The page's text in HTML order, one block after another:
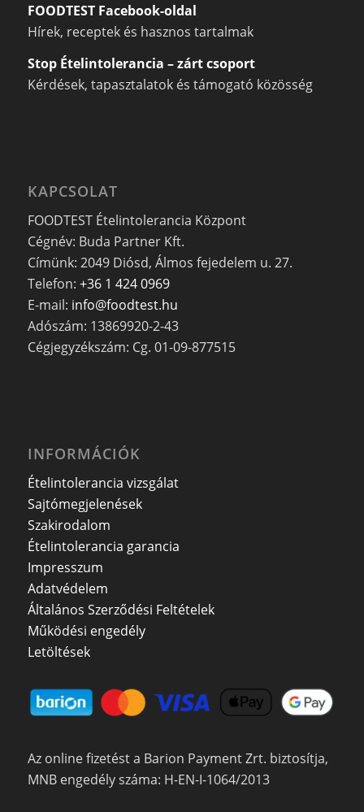
FOODTEST Facebook-oldal
Hírek, receptek és hasznos tartalmak
Stop Ételintolerancia – zárt csoport
Kérdések, tapasztalatok és támogató közösség
KAPCSOLAT
FOODTEST Ételintolerancia Központ
Cégnév: Buda Partner Kft.
Címünk: 2049 Diósd, Álmos fejedelem u. 27.
Telefon: +36 1 424 0969
E-mail: info@foodtest.hu
Adószám: 13869920-2-43
Cégjegyzékszám: Cg. 01-09-877515
INFORMÁCIÓK
Ételintolerancia vizsgálat
Sajtómegjelenések
Szakirodalom
Ételintolerancia garancia
Impresszum
Adatvédelem
Általános Szerződési Feltételek
Működési engedély
Letöltések
Az online fizetést a Barion Payment Zrt. biztosítja,
MNB engedély száma: H-EN-I-1064/2013